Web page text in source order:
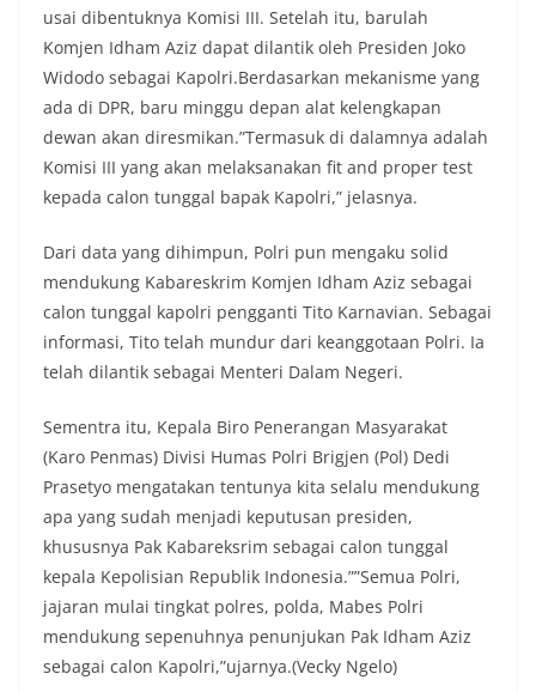
usai dibentuknya Komisi III. Setelah itu, barulah
Komjen Idham Aziz dapat dilantik oleh Presiden Joko
Widodo sebagai Kapolri.Berdasarkan mekanisme yang
ada di DPR, baru minggu depan alat kelengkapan
dewan akan diresmikan.”Termasuk di dalamnya adalah
Komisi III yang akan melaksanakan fit and proper test
kepada calon tunggal bapak Kapolri,” jelasnya.
Dari data yang dihimpun, Polri pun mengaku solid
mendukung Kabareskrim Komjen Idham Aziz sebagai
calon tunggal kapolri pengganti Tito Karnavian. Sebagai
informasi, Tito telah mundur dari keanggotaan Polri. Ia
telah dilantik sebagai Menteri Dalam Negeri.
Sementra itu, Kepala Biro Penerangan Masyarakat
(Karo Penmas) Divisi Humas Polri Brigjen (Pol) Dedi
Prasetyo mengatakan tentunya kita selalu mendukung
apa yang sudah menjadi keputusan presiden,
khususnya Pak Kabareksrim sebagai calon tunggal
kepala Kepolisian Republik Indonesia.””Semua Polri,
jajaran mulai tingkat polres, polda, Mabes Polri
mendukung sepenuhnya penunjukan Pak Idham Aziz
sebagai calon Kapolri,”ujarnya.(Vecky Ngelo)